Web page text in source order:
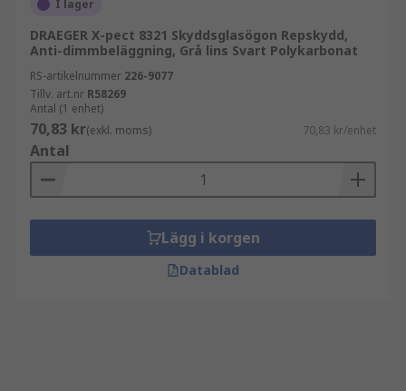
I lager
DRAEGER X-pect 8321 Skyddsglasögon Repskydd,
Anti-dimmbeläggning, Grå lins Svart Polykarbonat
RS-artikelnummer 226-9077
Tillv. art.nr R58269
Antal (1 enhet)
70,83 kr(exkl. moms) 70,83 kr/enhet
Antal
Lägg i korgen
Datablad